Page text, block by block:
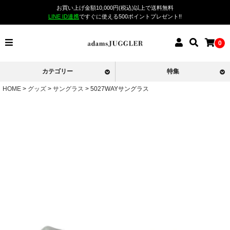
お買い上げ金額10,000円(税込)以上で送料無料
LINE ID連携ですぐに使える500ポイントプレゼント!!
0
カテゴリー 特集
HOME グッズ サングラス 5027WAYサングラス